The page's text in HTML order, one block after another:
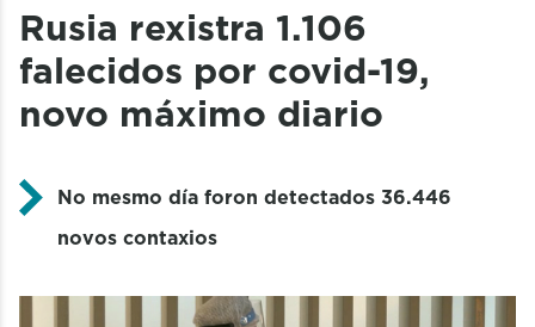
Rusia rexistra 1.106
falecidos por covid-19,
novo máximo diario
No mesmo día foron detectados 36.446
novos contaxios